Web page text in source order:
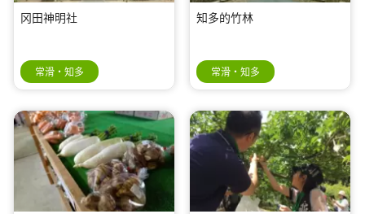
冈田神明社
常滑・知多
知多的竹林
常滑・知多